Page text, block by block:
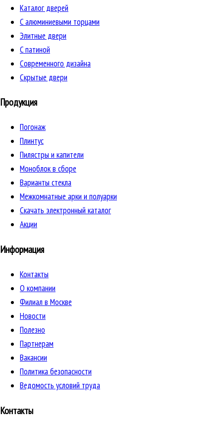
Каталог дверей
C алюминиевыми торцами
Элитные двери
C патиной
Cовременного дизайна
Скрытые двери
Продукция
Погонаж
Плинтус
Пилястры и капители
Моноблок в сборе
Варианты стекла
Межкомнатные арки и полуарки
Скачать электронный каталог
Акции
Информация
Контакты
О компании
Филиал в Москве
Новости
Полезно
Партнерам
Вакансии
Политика безопасности
Ведомость условий труда
Контакты